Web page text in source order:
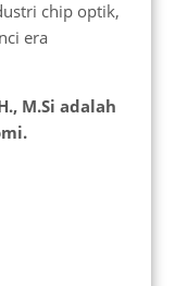
chip optik,
era
M.Si adalah